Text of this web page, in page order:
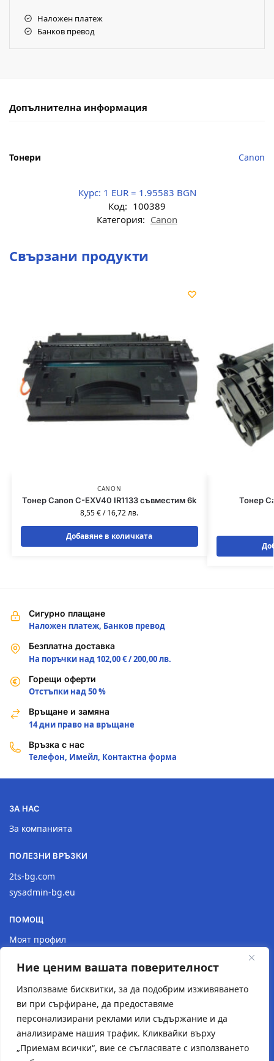
Ние ценим вашата поверителност
Използваме бисквитки, за да подобрим изживяването
ви при сърфиране, да предоставяме
персонализирани реклами или съдържание и да
анализираме нашия трафик. Кликвайки върху
„Приемам всички“, вие се съгласявате с използването
Наложен платеж
Банков превод
Допълнителна информация
Тонери Canon
Курс: 1 EUR = 1.95583 BGN
Код: 100389
Категория: Canon
Свързани продукти
CANON
Тонер Canon C-EXV40 IR1133 съвместим 6k
8,55€/16,72лв.
Добавяне в количката
Тонер
Сигурно плащане
Наложен платеж, Банков превод
Безплатна доставка
На поръчки над 102,00 € / 200,00 лв.
Горещи оферти
Отстъпки над 50 %
Връщане и замяна
14 дни право на връщане
Връзка с нас
Телефон, Имейл, Контактна форма
ЗА НАС
За компанията
ПОЛЕЗНИ ВРЪЗКИ
2ts-bg.com
sysadmin-bg.eu
ПОМОЩ
Моят профил
Връщане на продукт
Политика за поверителност
Местоположение
Контактна форма